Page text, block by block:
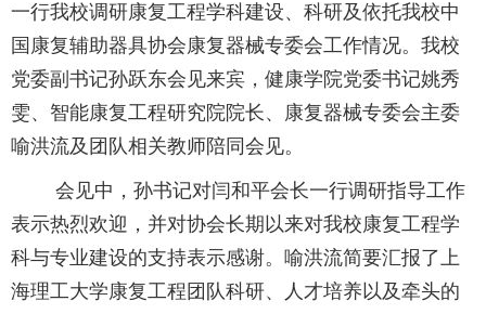
一行我校调研康复工程学科建设、科研及依托我校中
国康复辅助器具协会康复器械专委会工作情况。我校
党委副书记孙跃东会见来宾，健康学院党委书记姚秀
雯、智能康复工程研究院院长、康复器械专委会主委
喻洪流及团队相关教师陪同会见。
会见中，孙书记对闫和平会长一行调研指导工作
表示热烈欢迎，并对协会长期以来对我校康复工程学
科与专业建设的支持表示感谢。喻洪流简要汇报了上
海理工大学康复工程团队科研、人才培养以及牵头的